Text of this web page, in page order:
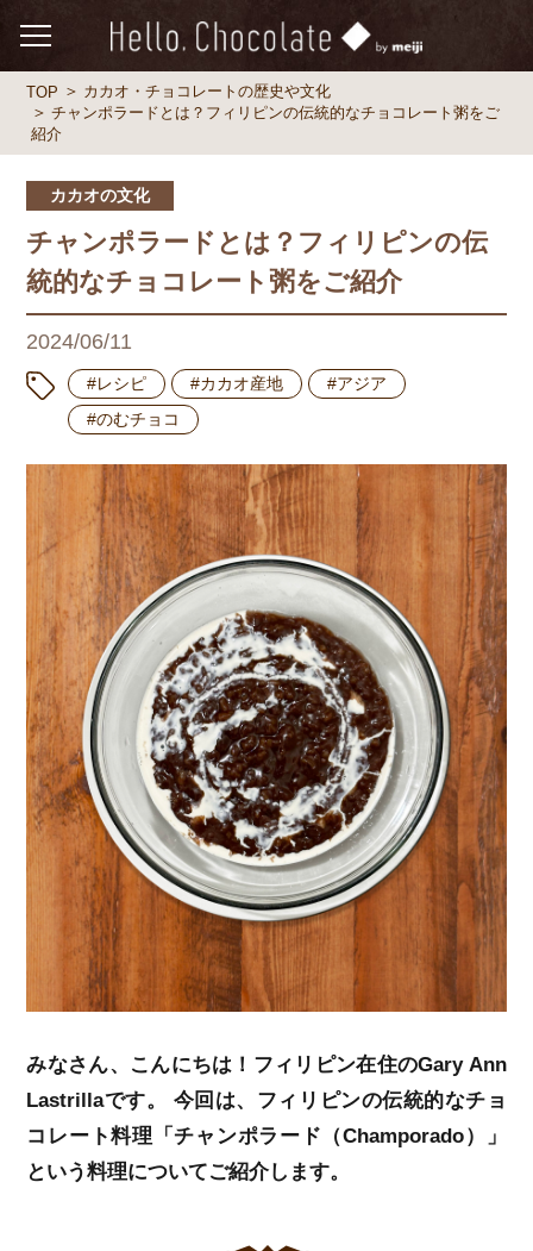
TOP
カカオ・チョコレートの歴史や文化
チャンポラードとは？フィリピンの伝統的なチョコレート粥をご
紹介
カカオの文化
チャンポラードとは？フィリピンの伝
統的なチョコレート粥をご紹介
2024/06/11
#レシピ #カカオ産地
#アジア
#のむチョコ
みなさん、こんにちは！フィリピン在住のGary Ann
Lastrillaです。 今回は、フィリピンの伝統的なチョ
コレート料理「チャンポラード（Champorado）」
という料理についてご紹介します。